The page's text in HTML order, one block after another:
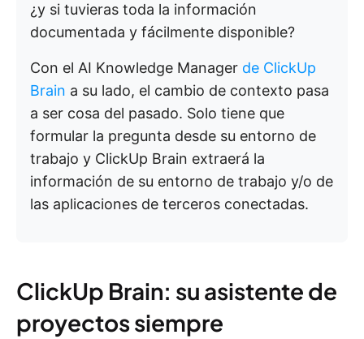
¿y si tuvieras toda la información
documentada y fácilmente disponible?
Con el AI Knowledge Manager de ClickUp
Brain a su lado, el cambio de contexto pasa
a ser cosa del pasado. Solo tiene que
formular la pregunta desde su entorno de
trabajo y ClickUp Brain extraerá la
información de su entorno de trabajo y/o de
las aplicaciones de terceros conectadas.
ClickUp Brain: su asistente de
proyectos siempre